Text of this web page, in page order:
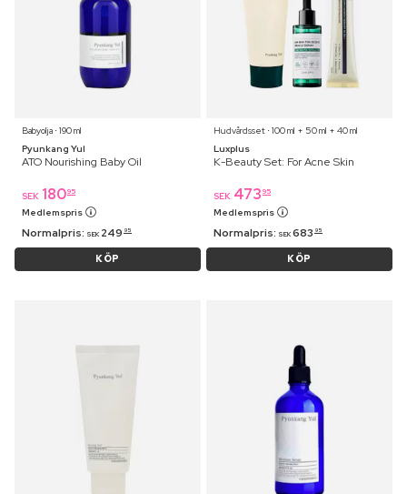
Babyolja ⋅ 190 ml
Pyunkang Yul
ATO Nourishing Baby Oil
SEK 18095
Medlemspris
Normalpris: SEK 249 95
KÖP
Hudvårdsset ⋅ 100 ml + 50 ml + 40 ml
Luxplus
K-Beauty Set: For Acne Skin
SEK 473 95
Medlemspris
Normalpris: SEK 683 95
KÖP